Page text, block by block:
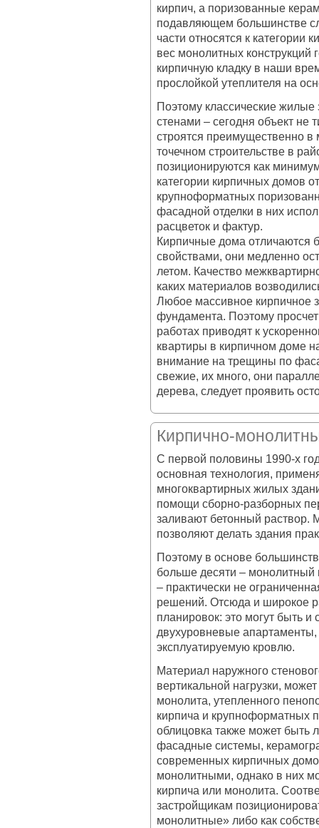
кирпич, а поризованные
подавляющем большинстве
части относятся к
вес монолитных конструкций
кирпичную кладку в наши
прослойкой утеплителя на
Поэтому классические
стенами – сегодня объект не
строятся преимущественно
точечном строительстве в
позиционируются как
категории кирпичных домов
крупноформатных
фасадной отделки в них
расцветок и фактур.
Кирпичные дома отличаются
свойствами, они медленно
летом. Качество
каких материалов
Любое массивное кирпичное
фундамента. Поэтому
работах приводят к
квартиры в кирпичном доме
внимание на трещины по
свежие, их много, они
дерева, следует проявить
Кирпично-
С первой половины 1990-х
основная технология,
многоквартирных жилых
помощи сборно-разборных
заливают бетонный раствор.
позволяют делать здания
Поэтому в основе
больше десяти – монолитный
– практически не
решений. Отсюда и широкое
планировок: это могут быть и
двухуровневые
эксплуатируемую кровлю.
Материал наружного
вертикальной нагрузки,
монолита, утепленного
кирпича и крупноформатных
облицовка также может быть
фасадные системы,
современных кирпичных
монолитными, однако в них
кирпича или монолита.
застройщикам
монолитные» либо как